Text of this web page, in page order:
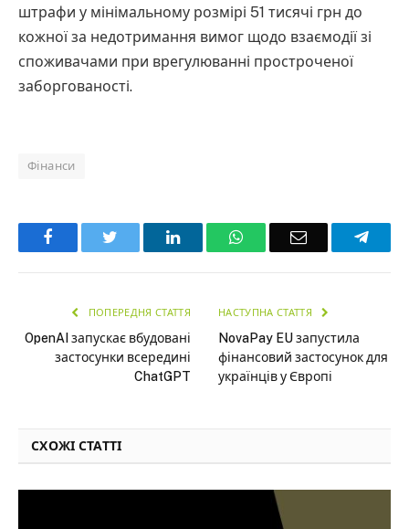
штрафи у мінімальному розмірі 51 тисячі грн до
кожної за недотримання вимог щодо взаємодії зі
споживачами при врегулюванні простроченої
заборгованості.
Фінанси
Facebook LinkedInWhatsAppEmail
ПОПЕРЕДНЯ СТАТТЯ
OpenAI запускає вбудовані
застосунки всередині
ChatGPT
НАСТУПНА СТАТТЯ
NovaPay EU запустила
фінансовий застосунок для
українців у Європі
СХОЖІ СТАТТІ